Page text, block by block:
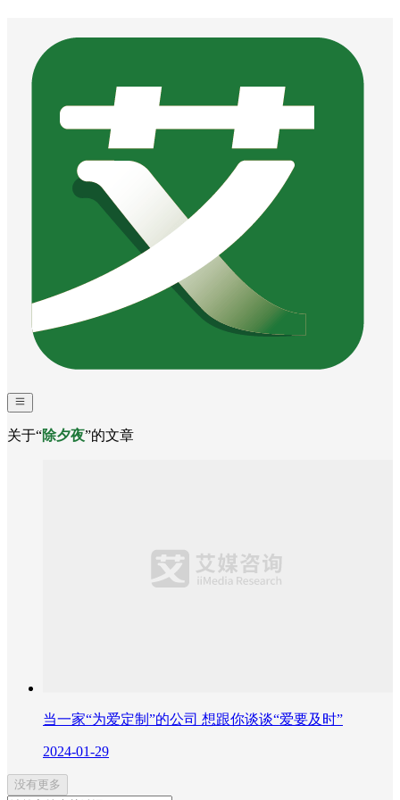
关于“除夕夜”的文章
当一家“为爱定制”的公司 想跟你谈谈“爱要及时”
2024-01-29
没有更多